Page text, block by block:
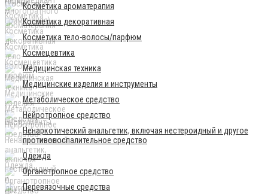
Косметика ароматерапия
Косметика декоративная
Косметика тело-волосы/парфюм
Космецевтика
Медицинская техника
Медицинские изделия и инструменты
Метаболическое средство
Нейротропное средство
Ненаркотический анальгетик, включая нестероидный и другое
противовоспалительное средство
Одежда
Органотропное средство
Перевязочные средства